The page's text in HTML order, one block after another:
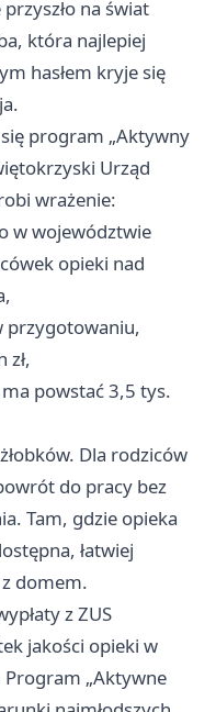
na świat
która najlepiej
hasłem kryje się
program „Aktywny
Urząd
wrażenie:
w województwie
opieki nad
przygotowaniu,
powstać 3,5 tys.
Dla rodziców
do pracy bez
Tam, gdzie opieka
łatwiej
domem.
z ZUS
jakości opieki w
Program „Aktywne